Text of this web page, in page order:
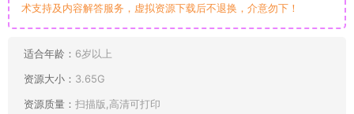
术支持及内容解答服务，虚拟资源下载后不退换，介意勿下！
适合年龄： 6岁以上
资源大小： 3.65G
资源质量： 扫描版,高清可打印